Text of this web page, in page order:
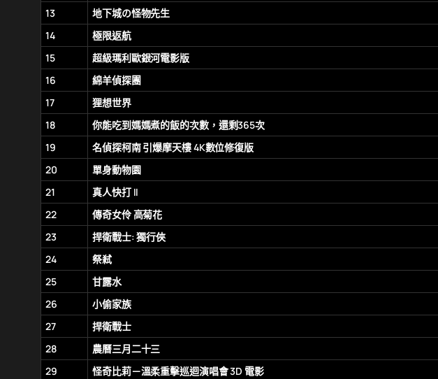
13
地下城の怪物先生
14
極限返航
15
超級瑪利歐銀河電影版
16
綿羊偵探團
17
狸想世界
18
你能吃到媽媽煮的飯的次數，還剩365次
19
名偵探柯南 引爆摩天樓 4K數位修復版
20
單身動物園
21
真人快打 II
22
傳奇女伶 高菊花
23
捍衛戰士: 獨行俠
24
祭弒
25
甘露水
26
小偷家族
27
捍衛戰士
28
農曆三月二十三
29
怪奇比莉－溫柔重擊巡迴演唱會 3D 電影